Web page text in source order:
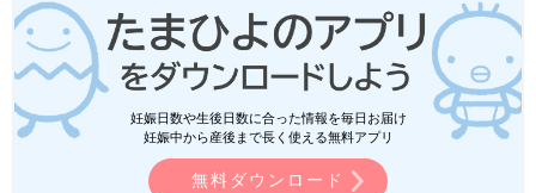
妊娠日数や生後日数に合った情報を毎日お届け
妊娠中から産後まで長く使える無料アプリ
無料ダウンロード